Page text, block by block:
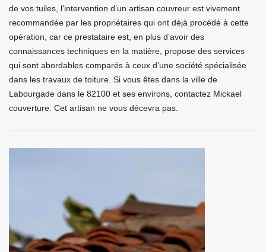
de vos tuiles, l’intervention d’un artisan couvreur est vivement
recommandée par les propriétaires qui ont déjà procédé à cette
opération, car ce prestataire est, en plus d’avoir des
connaissances techniques en la matière, propose des services
qui sont abordables comparés à ceux d’une société spécialisée
dans les travaux de toiture. Si vous êtes dans la ville de
Labourgade dans le 82100 et ses environs, contactez Mickael
couverture. Cet artisan ne vous décevra pas.